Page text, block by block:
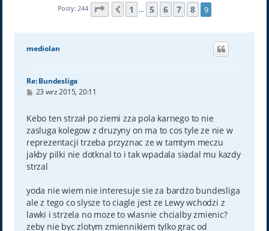
Posty: 244 Strona 9z 9
Poprzednia
1 … 5 6 7 8 9
mediolan
Re: Bundesliga
P
t
23 wrz 2015, 20:11
Kebo ten strzał po ziemi zza pola karnego to nie
zasluga kolegow z druzyny on ma to cos tyle ze nie w
reprezentacji trzeba przyznac ze w tamtym meczu
jakby pilki nie dotknal to i tak wpadala siadal mu kazdy
strzal
yoda nie wiem nie interesuje sie za bardzo bundesliga
ale z tego co slysze to ciagle jest ze Lewy wchodzi z
lawki i strzela no moze to wlasnie chcialby zmienic?
zeby nie byc zlotym zmiennikiem tylko grac od